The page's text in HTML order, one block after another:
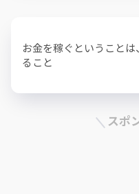
お金を稼ぐということ
ること
スポ